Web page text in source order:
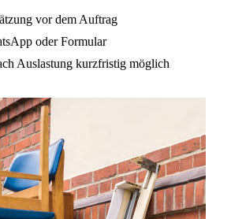
vor dem Auftrag
oder Formular
Auslastung kurzfristig möglich